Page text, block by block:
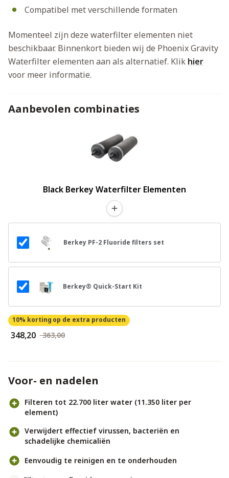
Compatibel met verschillende formaten
Momenteel zijn deze waterfilter elementen niet
beschikbaar. Binnenkort bieden wij de Phoenix Gravity
Waterfilter elementen aan als alternatief. Klik hier
voor meer informatie.
Aanbevolen combinaties
Black Berkey Waterfilter Elementen
Berkey PF-2 Fluoride filters set
Berkey® Quick-Start Kit
10% korting op de extra producten
€ 348,20 € 363,00
Voor- en nadelen
Filteren tot 22.700 liter water (11.350 liter per
element)
Verwijdert effectief virussen, bacteriën en
schadelijke chemicaliën
Eenvoudig te reinigen en te onderhouden